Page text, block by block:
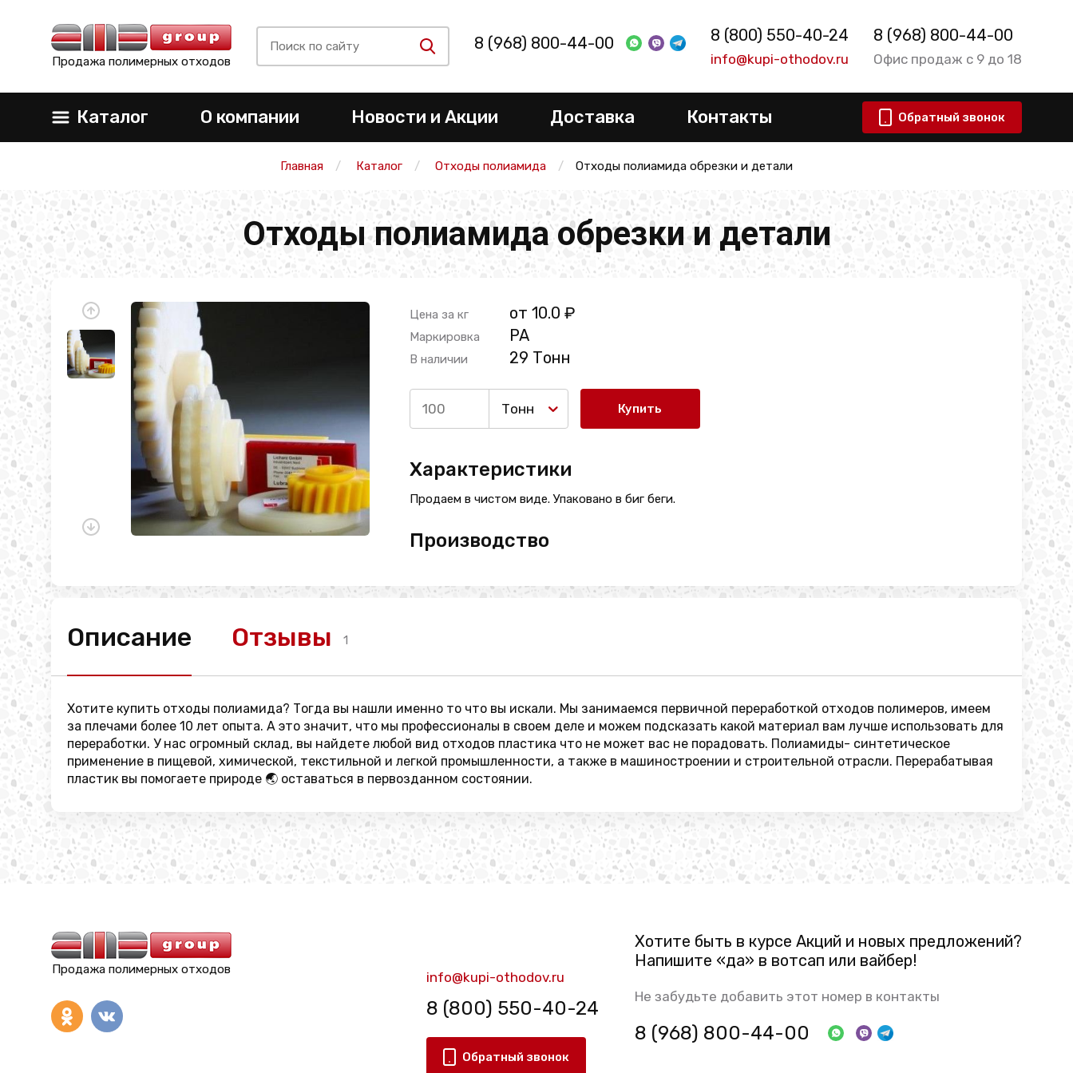
Продажа полимерных отходов
8 (968) 800-44-00 8 (800) 550-40-24
info@kupi-othodov.ru
8 (968) 800-44-00
Офис продаж с 9 до 18
Каталог О компании Новости и Акции Доставка Контакты Обратный звонок
Главная Каталог Отходы полиамида Отходы полиамида обрезки и детали
Отходы полиамида обрезки и детали
Цена за кг от 10.0 ₽
Маркировка PA
В наличии 29 Тонн
Тонн Купить
Характеристики
Продаем в чистом виде. Упаковано в биг беги.
Производство
Описание Отзывы 1
Хотите купить отходы полиамида? Тогда вы нашли именно то что вы искали. Мы занимаемся первичной переработкой отходов полимеров, имеем
за плечами более 10 лет опыта. А это значит, что мы профессионалы в своем деле и можем подсказать какой материал вам лучше использовать для
переработки. У нас огромный склад, вы найдете любой вид отходов пластика что не может вас не порадовать. Полиамиды- синтетическое
применение в пищевой, химической, текстильной и легкой промышленности, а также в машиностроении и строительной отрасли. Перерабатывая
пластик вы помогаете природе 🌏 оставаться в первозданном состоянии.
Продажа полимерных отходов info@kupi-othodov.ru
8 (800) 550-40-24
Обратный звонок
Хотите быть в курсе Акций и новых предложений?
Напишите «да» в вотсап или вайбер!
Не забудьте добавить этот номер в контакты
8 (968) 800-44-00